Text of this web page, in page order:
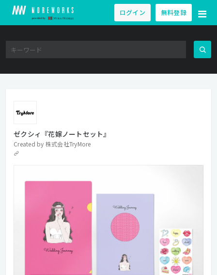
ログイン 無料登録
ゼクシィ『花嫁ノートセット』
Created by 株式会社TryMore